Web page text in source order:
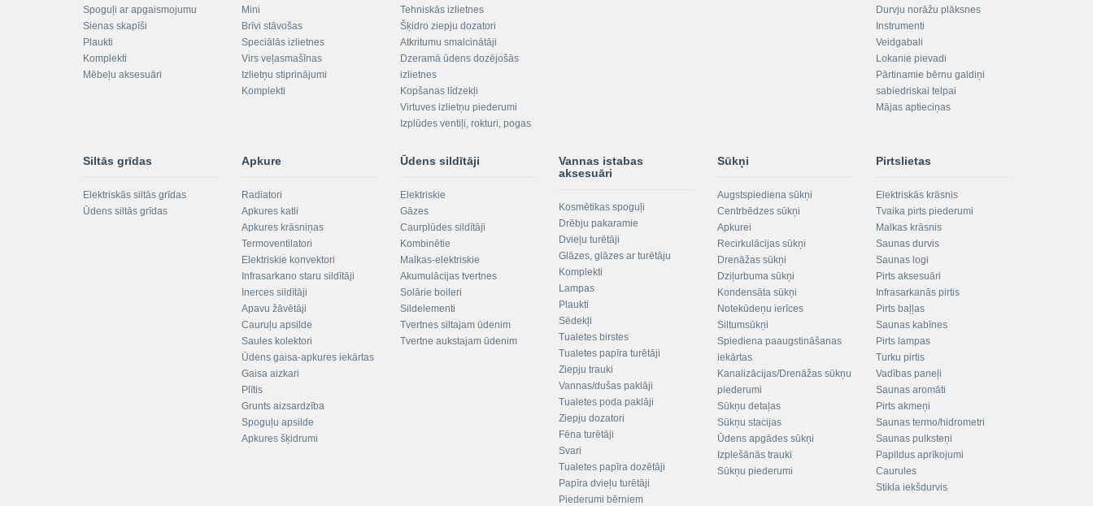
Spoguļi ar apgaismojumu
Sienas skapīši
Plaukti
Komplekti
Mēbeļu aksesuāri
Mini
Brīvi stāvošas
Speciālās izlietnes
Virs veļasmašīnas
Izlietņu stiprinājumi
Komplekti
Tehniskās izlietnes
Šķidro ziepju dozatori
Atkritumu smalcinātāji
Dzeramā ūdens dozējošās
izlietnes
Kopšanas līdzekļi
Virtuves izlietņu piederumi
Izplūdes ventiļi, rokturi, pogas
Durvju norāžu plāksnes
Instrumenti
Veidgabali
Lokanie pievadi
Pārtinamie bērnu galdiņi
sabiedriskai telpai
Mājas aptieciņas
Siltās grīdas
Elektriskās siltās grīdas
Ūdens siltās grīdas
Apkure
Radiatori
Apkures katli
Apkures krāsniņas
Termoventilatori
Elektriskie konvektori
Infrasarkano staru sildītāji
Inerces sildītāji
Apavu žāvētāji
Cauruļu apsilde
Saules kolektori
Ūdens gaisa-apkures iekārtas
Gaisa aizkari
Plītis
Grunts aizsardzība
Spoguļu apsilde
Apkures šķidrumi
Ūdens sildītāji
Elektriskie
Gāzes
Caurplūdes sildītāji
Kombinētie
Malkas-elektriskie
Akumulācijas tvertnes
Solārie boileri
Sildelementi
Tvertnes siltajam ūdenim
Tvertne aukstajam ūdenim
Vannas istabas
aksesuāri
Kosmētikas spoguļi
Drēbju pakaramie
Dvieļu turētāji
Glāzes, glāzes ar turētāju
Komplekti
Lampas
Plaukti
Sēdekļi
Tualetes birstes
Tualetes papīra turētāji
Ziepju trauki
Vannas/dušas paklāji
Tualetes poda paklāji
Ziepju dozatori
Fēna turētāji
Svari
Tualetes papīra dozētāji
Papīra dvieļu turētāji
Piederumi bērniem
Sūkņi
Augstspiediena sūkņi
Centrbēdzes sūkņi
Apkurei
Recirkulācijas sūkņi
Drenāžas sūkņi
Dziļurbuma sūkņi
Kondensāta sūkņi
Notekūdeņu ierīces
Siltumsūkņi
Spiediena paaugstināšanas
iekārtas
Kanalizācijas/Drenāžas sūkņu
piederumi
Sūkņu detaļas
Sūkņu stacijas
Ūdens apgādes sūkņi
Izplešānās trauki
Sūkņu piederumi
Pirtslietas
Elektriskās krāsnis
Tvaika pirts piederumi
Malkas krāsnis
Saunas durvis
Saunas logi
Pirts aksesuāri
Infrasarkanās pirtis
Pirts baļļas
Saunas kabīnes
Pirts lampas
Turku pirtis
Vadības paneļi
Saunas aromāti
Pirts akmeņi
Saunas termo/hidrometri
Saunas pulksteņi
Papildus aprīkojumi
Caurules
Stikla iekšdurvis